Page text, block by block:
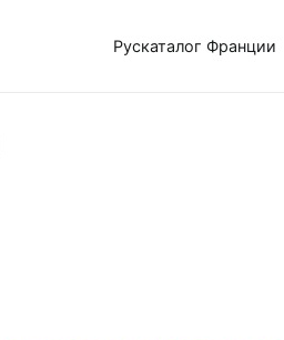
Рускаталог Франции